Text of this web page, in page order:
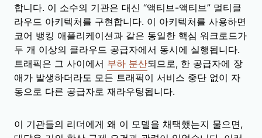
합니다. 이 소수의 기관은 대신 “액티브-액티브” 멀티클
라우드 아키텍처를 구현합니다. 이 아키텍처를 사용하면
코어 뱅킹 애플리케이션과 같은 동일한 핵심 워크로드가
두 개 이상의 클라우드 공급자에서 동시에 실행됩니다.
트래픽은 그 사이에서 부하 분산되므로, 한 공급자에 장
애가 발생하더라도 모든 트래픽이 서비스 중단 없이 자
동으로 다른 공급자로 재라우팅됩니다.
이 기관들의 리더에게 왜 이 모델을 채택했는지 물으면,